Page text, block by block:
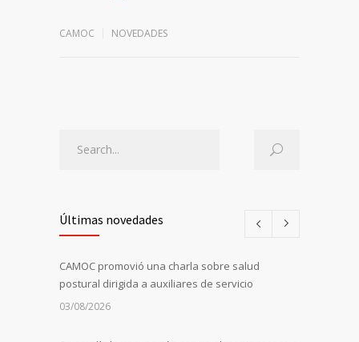
CAMOC NOVEDADES
Últimas novedades
CAMOC promovió una charla sobre salud
postural dirigida a auxiliares de servicio
03/08/2026